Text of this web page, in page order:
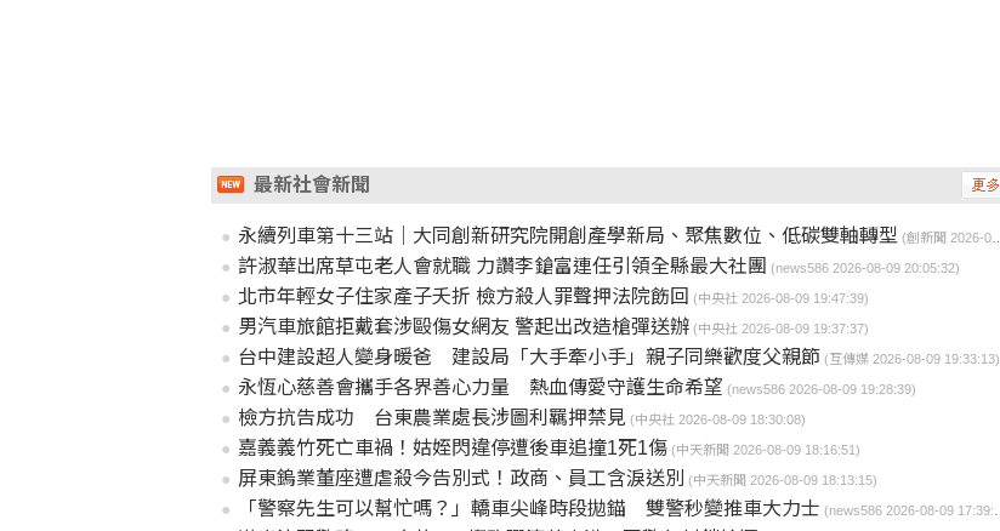
最新社會新聞
永續列車第十三站｜大同創新研究院開創產學新局、聚焦數位、低碳雙軸轉型 (創新聞 2026-08-09 20:43:55)
許淑華出席草屯老人會就職 力讚李鎗富連任引領全縣最大社團 (news586 2026-08-09 20:05:32)
北市年輕女子住家產子夭折 檢方殺人罪聲押法院飭回 (中央社 2026-08-09 19:47:39)
男汽車旅館拒戴套涉毆傷女網友 警起出改造槍彈送辦 (中央社 2026-08-09 19:37:37)
台中建設超人變身暖爸 建設局「大手牽小手」親子同樂歡度父親節 (互傳媒 2026-08-09 19:33:13)
永恆心慈善會攜手各界善心力量 熱血傳愛守護生命希望 (news586 2026-08-09 19:28:39)
檢方抗告成功 台東農業處長涉圖利羈押禁見 (中央社 2026-08-09 18:30:08)
嘉義義竹死亡車禍！姑姪閃違停遭後車追撞1死1傷 (中天新聞 2026-08-09 18:16:51)
屏東鎢業董座遭虐殺今告別式！政商、員工含淚送別 (中天新聞 2026-08-09 18:13:15)
「警察先生可以幫忙嗎？」轎車尖峰時段拋錨 雙警秒變推車大力士 (news586 2026-08-09 17:39:09)